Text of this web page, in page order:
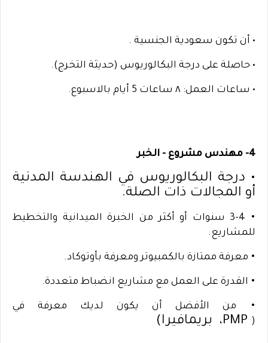
• أن تكون سعودية الجنسية .
• حاصلة على درجة البكالوريوس (حديثة التخرج).
• ساعات العمل: ٨ ساعات 5 أيام بالاسبوع.
4- مهندس مشروع - الخبر
• درجة البكالوريوس في الهندسة المدنية
أو المجالات ذات الصلة.
•
3-4 سنوات أو أكثر من الخبرة الميدانية والتخطيط
للمشاريع.
• معرفة ممتازة بالكمبيوتر ومعرفة بأوتوكاد.
• القدرة على العمل مع مشاريع انضباط متعددة.
•
من الأفضل أن يكون لديك معرفة في
(
بريمافيرا)